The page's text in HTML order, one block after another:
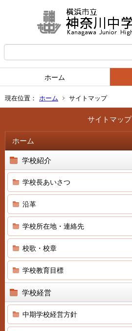
ホーム
現在位置： ホーム サイトマップ
サイトマップ
ホーム
学校紹介
学校長あいさつ
沿革
学校所在地・連絡先
校歌・校章
学校教育目標
学校経営
中期学校経営方針